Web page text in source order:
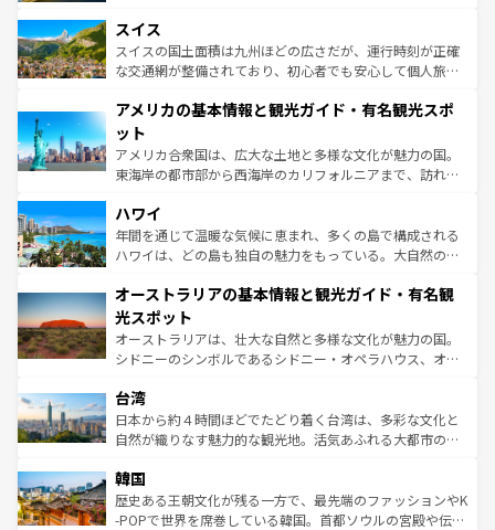
を参照してほしい。
は、お酒好きな人にはぜひ体験してほしい。 なお、新着の
ドイツ情報はコンテンツ一覧を参照してほしい。
リアごとに異なる魅力がある。また、優雅なアフタヌーン
ティー、ビール好きにはたまらない英国パブ、サッカー観
戦など、本場だからこそできる体験も豊富。イギリスを旅
ンツ一覧を参照してほしい。
スイス
スイスの国土面積は九州ほどの広さだが、運行時刻が正確
な交通網が整備されており、初心者でも安心して個人旅行
の建物がそのまま残る町や、スイスならではのユニークな
博物館もあり、アルプス観光だけでなく町歩きも満喫する
ことができる。国民の所得が高いため物価も高いが、旅行
者向けの交通パス提供のサービスもあり、うまく活用すれ
着のスイス情報は
アメリカの基本情報と観光ガイド・有名観光スポ
ット
アメリカ合衆国は、広大な土地と多様な文化が魅力の国。
東海岸の都市部から西海岸のカリフォルニアまで、訪れる
のような巨大都市は、観光、ショッピング、エンターテイ
ンメントが詰まった刺激的なスポットだ。一方、アメリカ
西部には大自然が広がり、グランドキャニオンやイエロー
部のニューオーリンズでは、音楽と美食が融合した独特の
文化が魅力。旅行者はアメリカの各地域で異なる魅力を楽
しみながら、その多様性と豊かな歴史を感じることができ
るだろう。車でのロードトリップや列車の旅も、アメリカ
情報は
ハワイ
年間を通じて温暖な気候に恵まれ、多くの島で構成される
ハワイは、どの島も独自の魅力をもっている。大自然の神
ワイ島は見逃せない。また、定番の観光地といえばオアフ
島だが、静かな自然を求めるならマウイ島やカウアイ島が
おすすめ。エメラルドグリーンに輝く海をはじめ、豊かな
文化や歴史が息づいている。「アロハスピリット」と呼ば
人々、おいしいローカルフードやハワイアンミュージッ
ク、伝統的なフラダンスなど、すべてがハワイの魅力を彩
っている。訪れるたびに新しい発見と感動が待っているハ
はコンテンツ一覧
オーストラリアの基本情報と観光ガイド・有名観
光スポット
オーストラリアは、壮大な自然と多様な文化が魅力の国。
シドニーのシンボルであるシドニー・オペラハウス、オー
リアリーフや大陸中央部にそびえるウルル（エアーズロッ
ク）、タスマニアの美しい原生林やケアンズの熱帯雨林な
ど、見どころがたくさん。また、カフェやワイン、オージ
いる。アクティビティも充実しており、サーフィンやダイ
ビング、ハイキングなど、アウトドア好きにはたまらな
い。オーストラリアの多彩な魅力を存分に味わいつくそ
台湾
日本から約４時間ほどでたどり着く台湾は、多彩な文化と
自然が織りなす魅力的な観光地。活気あふれる大都市の台
ン）、静ひつな山岳地帯である台湾東部など、都市の喧騒
と山間の静けさが共存しており、訪れる人に新しい発見と
驚きをもたらしてくれる。また、奥深い台湾の食文化も魅
韓国
歴史ある王朝文化が残る一方で、最先端のファッションやK
-POPで世界を席巻している韓国。首都ソウルの宮殿や伝統